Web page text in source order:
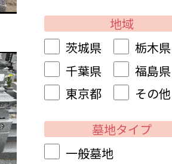
地域
茨城県
栃木県
千葉県
福島県
東京都
その他
墓地タイプ
一般墓地